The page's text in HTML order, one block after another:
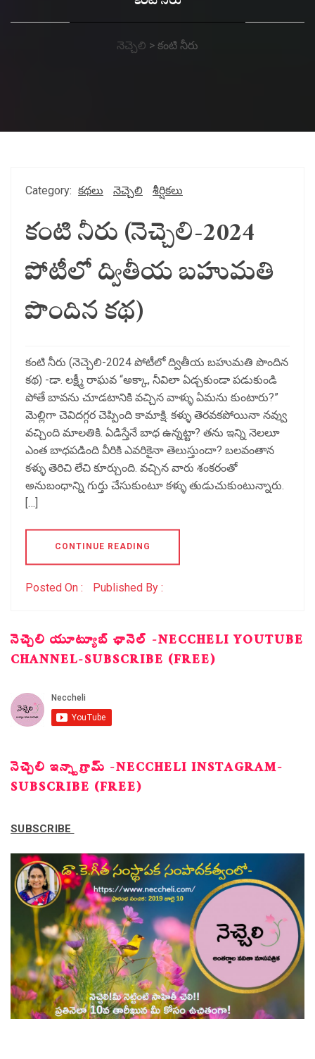
నెచ్చెలి > కంటి నీరు
Category: కథలు నెచ్చెలి శీర్షికలు
కంటి నీరు (నెచ్చెలి-2024
పోటీలో ద్వితీయ బహుమతి
పొందిన కథ)
కంటి నీరు (నెచ్చెలి-2024 పోటీలో ద్వితీయ బహుమతి పొందిన
కథ) -డా. లక్ష్మీ రాఘవ “అక్కా, నీవిలా ఏడ్చకుండా పడుకుండి
పోతే బావను చూడటానికి వచ్చిన వాళ్ళు ఏమను కుంటారు?”
మెల్లిగా చెవిదగ్గర చెప్పింది కామాక్షి. కళ్ళు తెరవకపోయినా నవ్వు
వచ్చింది మాలతికి. ఏడిస్తేనే బాధ ఉన్నట్టా? తను ఇన్ని నెలలూ
ఎంత బాధపడింది వీరికి ఎవరికైనా తెలుస్తుందా? బలవంతాన
కళ్ళు తెరిచి లేచి కూర్చుంది. వచ్చిన వారు శంకరంతో
అనుబంధాన్ని గుర్తు చేసుకుంటూ కళ్ళు తుడుచుకుంటున్నారు.
[…]
CONTINUE READING
Posted On : Published By :
నెచ్చెలి యూట్యూబ్ ఛానెల్ -NECCHELI YOUTUBE
CHANNEL-SUBSCRIBE (FREE)
నెచ్చెలి ఇన్స్టాగ్రామ్ -NECCHELI INSTAGRAM-
SUBSCRIBE (FREE)
SUBSCRIBE